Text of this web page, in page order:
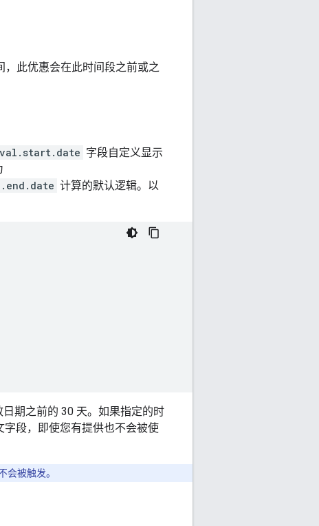
，此优惠会在此时间段之前或之
字段自定义显示
计算的默认逻辑。以
期之前的 30 天。如果指定的时
段，即使您有提供也不会被使
会被触发。